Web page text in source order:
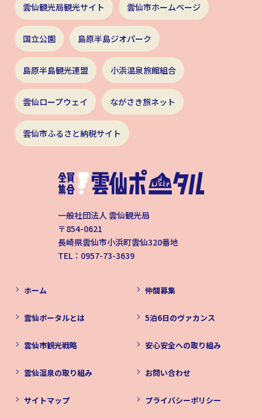
雲仙観光局観光サイト 雲仙市ホームページ
国立公園 島原半島ジオパーク
島原半島観光連盟 小浜温泉旅館組合
雲仙ロープウェイ ながさき旅ネット
雲仙市ふるさと納税サイト
一般社団法人 雲仙観光局
〒854-0621
長崎県雲仙市小浜町雲仙320番地
TEL：0957-73-3639
ホーム
雲仙ポータルとは
雲仙市観光戦略
雲仙温泉の取り組み
仲間募集
5泊6日のヴァカンス
安心安全への取り組み
お問い合わせ
サイトマップ プライバシーポリシー